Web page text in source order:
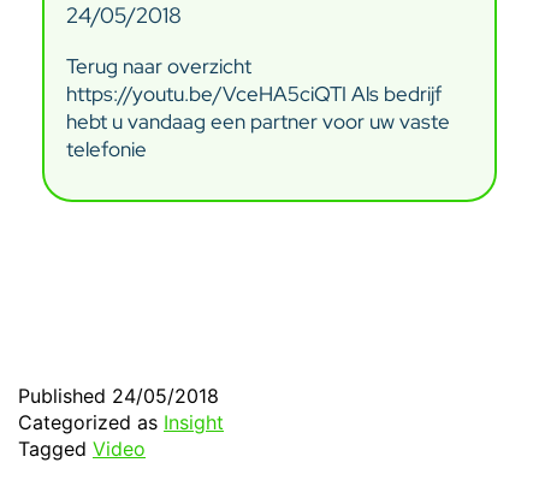
24/05/2018
Terug naar overzicht
https://youtu.be/VceHA5ciQTI Als bedrijf
hebt u vandaag een partner voor uw vaste
telefonie
Published 24/05/2018
Categorized as Insight
Tagged Video